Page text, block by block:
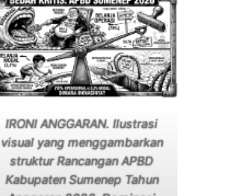
IRONI ANGGARAN. Ilustrasi
visual yang menggambarkan
struktur Rancangan APBD
Kabupaten Sumenep Tahun